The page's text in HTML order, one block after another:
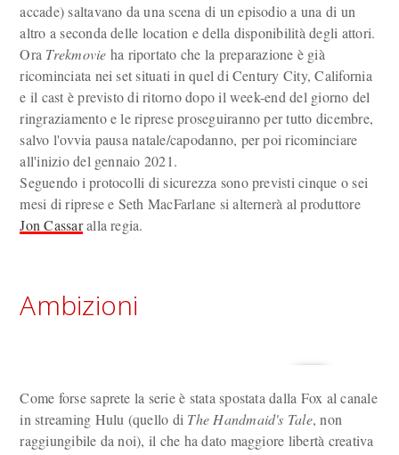
accade) saltavano da una scena di un episodio a una di un
altro a seconda delle location e della disponibilità degli attori.
Ora Trekmovie ha riportato che la preparazione è già
ricominciata nei set situati in quel di Century City, California
e il cast è previsto di ritorno dopo il week-end del giorno del
ringraziamento e le riprese proseguiranno per tutto dicembre,
salvo l'ovvia pausa natale/capodanno, per poi ricominciare
all'inizio del gennaio 2021.
Seguendo i protocolli di sicurezza sono previsti cinque o sei
mesi di riprese e Seth MacFarlane si alternerà al produttore
Jon Cassaralla regia.
Ambizioni
Come forse saprete la serie è stata spostata dalla Fox al canale
in streaming Hulu (quello di The Handmaid's Tale, non
raggiungibile da noi), il che ha dato maggiore libertà creativa